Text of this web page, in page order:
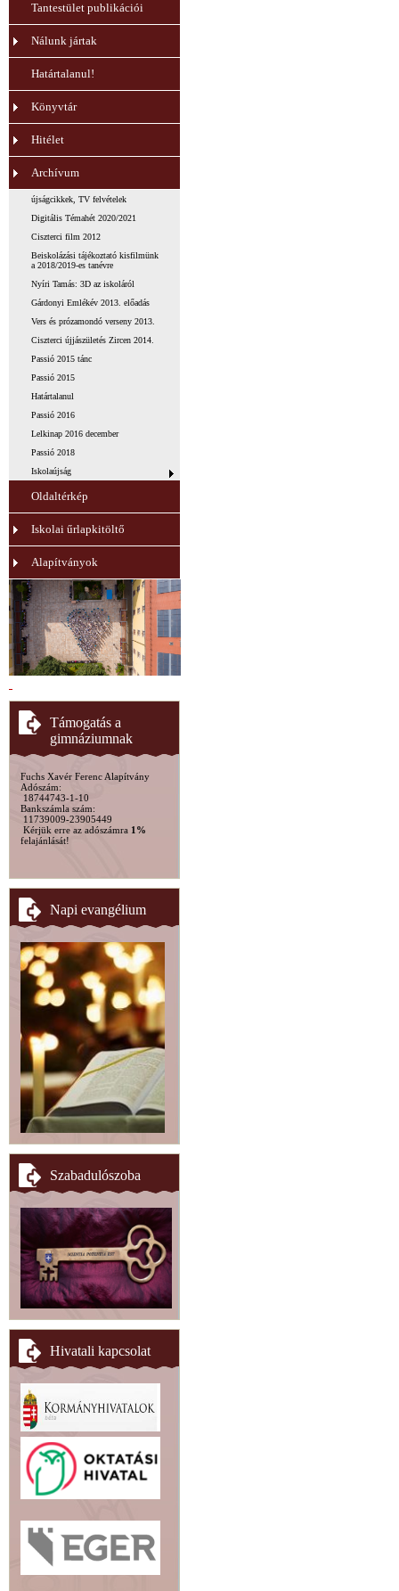
Tantestület publikációi
Nálunk jártak
Határtalanul!
Könyvtár
Hitélet
Archívum
újságcikkek, TV felvételek
Digitális Témahét 2020/2021
Ciszterci film 2012
Beiskolázási tájékoztató kisfilmünk
a 2018/2019-es tanévre
Nyíri Tamás: 3D az iskoláról
Gárdonyi Emlékév 2013. előadás
Vers és prózamondó verseny 2013.
Ciszterci újjászületés Zircen 2014.
Passió 2015 tánc
Passió 2015
Határtalanul
Passió 2016
Lelkinap 2016 december
Passió 2018
Iskolaújság
Oldaltérkép
Iskolai űrlapkitöltő
Alapítványok
Támogatás a
gimnáziumnak
Fuchs Xavér Ferenc Alapítvány
Adószám:
18744743-1-10
Bankszámla szám:
11739009-23905449
Kérjük erre az adószámra 1%
felajánlását!
Napi evangélium
Szabadulószoba
Hivatali kapcsolat